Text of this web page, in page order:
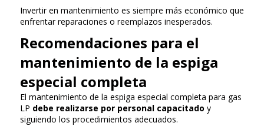
Invertir en mantenimiento es siempre más económico que
enfrentar reparaciones o reemplazos inesperados.
Recomendaciones para el
mantenimiento de la espiga
especial completa
El mantenimiento de la espiga especial completa para gas
LP debe realizarse por personal capacitado y
siguiendo los procedimientos adecuados.